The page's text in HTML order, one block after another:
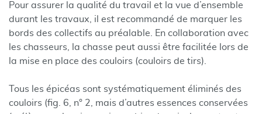
Pour assurer la qualité du travail et la vue d’ensemble
durant les travaux, il est recommandé de marquer les
bords des collectifs au préalable. En collaboration avec
les chasseurs, la chasse peut aussi être facilitée lors de
la mise en place des couloirs (couloirs de tirs).
Tous les épicéas sont systématiquement éliminés des
couloirs (fig. 6, n° 2, mais d’autres essences conservées